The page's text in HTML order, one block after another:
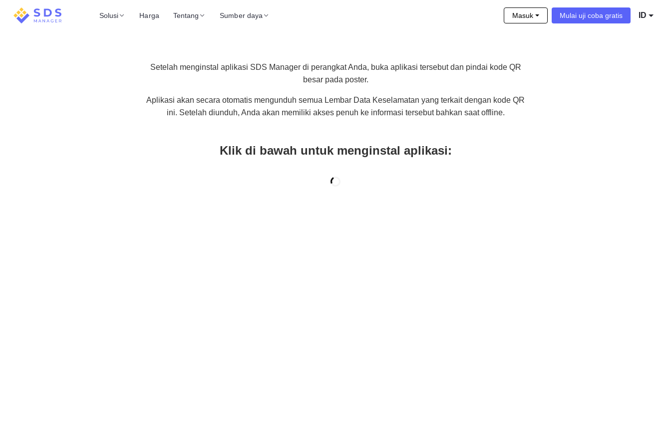
Solusi Harga Tentang Sumber daya Masuk Mulai uji coba gratis ID
Setelah menginstal aplikasi SDS Manager di perangkat Anda, buka aplikasi tersebut dan pindai kode QR
besar pada poster.
Aplikasi akan secara otomatis mengunduh semua Lembar Data Keselamatan yang terkait dengan kode QR
ini. Setelah diunduh, Anda akan memiliki akses penuh ke informasi tersebut bahkan saat offline.
Klik di bawah untuk menginstal aplikasi: